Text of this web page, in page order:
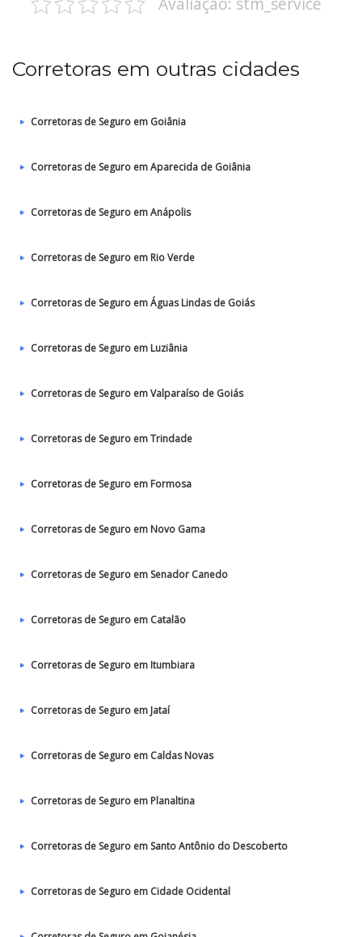
Corretoras em outras cidades
Corretoras de Seguro em Goiânia
Corretoras de Seguro em Aparecida de Goiânia
Corretoras de Seguro em Anápolis
Corretoras de Seguro em Rio Verde
Corretoras de Seguro em Águas Lindas de Goiás
Corretoras de Seguro em Luziânia
Corretoras de Seguro em Valparaíso de Goiás
Corretoras de Seguro em Trindade
Corretoras de Seguro em Formosa
Corretoras de Seguro em Novo Gama
Corretoras de Seguro em Senador Canedo
Corretoras de Seguro em Catalão
Corretoras de Seguro em Itumbiara
Corretoras de Seguro em Jataí
Corretoras de Seguro em Caldas Novas
Corretoras de Seguro em Planaltina
Corretoras de Seguro em Santo Antônio do Descoberto
Corretoras de Seguro em Cidade Ocidental